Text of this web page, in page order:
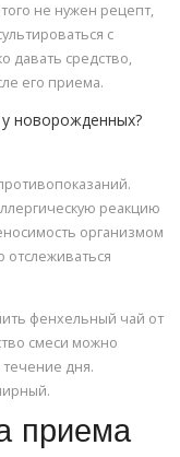
не нужен рецепт,
с
давать средство,
его приема.
новорожденных?
реакцию
организмом
отслеживаться
фенхельный чай от
смеси можно
дня.
приема